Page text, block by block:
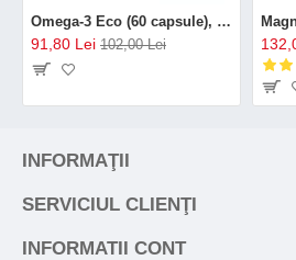
Omega-3 Eco (60 capsule), GAL
91,80 Lei 102,00 Lei
INFORMAŢII
SERVICIUL CLIENŢI
INFORMATII CONT